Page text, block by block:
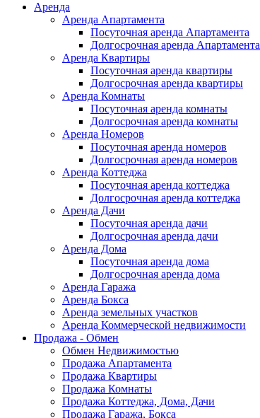
Аренда
Аренда Апартамента
Посуточная аренда Апартамента
Долгосрочная аренда Апартамента
Аренда Квартиры
Посуточная аренда квартиры
Долгосрочная аренда квартиры
Аренда Комнаты
Посуточная аренда комнаты
Долгосрочная аренда комнаты
Аренда Номеров
Посуточная аренда номеров
Долгосрочная аренда номеров
Аренда Коттеджа
Посуточная аренда коттеджа
Долгосрочная аренда коттеджа
Аренда Дачи
Посуточная аренда дачи
Долгосрочная аренда дачи
Аренда Дома
Посуточная аренда дома
Долгосрочная аренда дома
Аренда Гаража
Аренда Бокса
Аренда земельных участков
Аренда Коммерческой недвижимости
Продажа - Обмен
Обмен Недвижимостью
Продажа Апартамента
Продажа Квартиры
Продажа Комнаты
Продажа Коттеджа, Дома, Дачи
Продажа Гаража, Бокса